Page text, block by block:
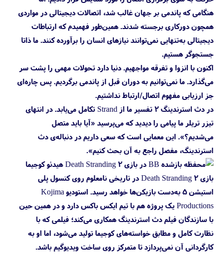
هنگامی که پاندمی بر جهان غالب شد، اتصالات دیجیتالی در مواردی
همچون دورکاری برجسته شدند. همین‌طور فهمیدم که ارتباطات
دیجیتالی به‌تنهایی نمی‌توانند نیازهای انسان را برآورده کنند. ما ذاتا
جستجوگر هستیم.
اکنون با انزوا و تفرقه مواجهیم. دنیا دارد تحولات مهمی را پشت سر
می‌گذارد. ما نمی‌توانیم به دوران قبل از پاندمی برگردیم. پس چاره‌ای
جز ارزیابی مفهوم اتصال/ارتباط نداشتیم.
در دث استرندینگ ۲ تفسیر ما از Strand تکامل می‌یابد. در انتهای
تیزر تریلر ما پیامی را دیدید که می‌پرسید «آیا باید متصل
می‌شدیم؟». این معمایی است که سعی داریم در دنباله‌ی دث
استرندینگ، مفصل راجع به آن بحث کنیم».
بازی Death Stranding 2 در تاریخی نامعلوم روی کنسول پلی
استیشن 5 به‌دست بازیکن‌ها خواهد رسید. استودیو Kojima
Productions یک پروژه هم با تیم ایکس باکس دارد و در همین حین
با سازندگان فیلم دث استرندینگ همکاری می‌کند؛ فیلمی که با
نظارت کامل و مطابق خواسته‌های کوجیما تولید می‌شود، اما او به
کارگردانی آن نمی‌پردازد تا متمرکز روی ساخت ویدیوگیم باشد.